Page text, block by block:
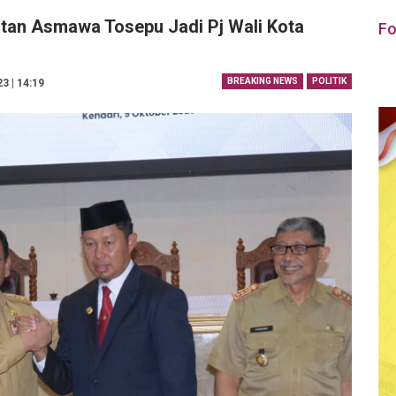
Asmawa Tosepu Jadi Pj Wali Kota
BREAKING NEWS POLITIK
| 14:19